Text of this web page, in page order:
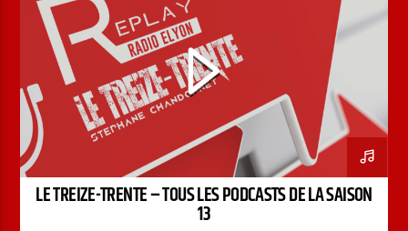
LE TREIZE-TRENTE – TOUS LES PODCASTS DE LA SAISON
13